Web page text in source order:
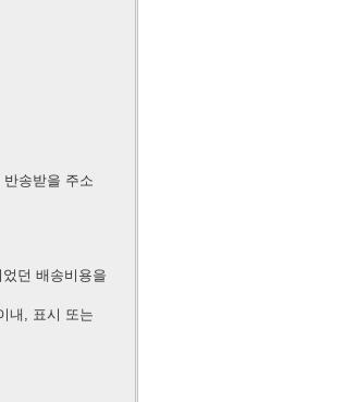
송받을 주소
던 배송비용을
내, 표시 또는